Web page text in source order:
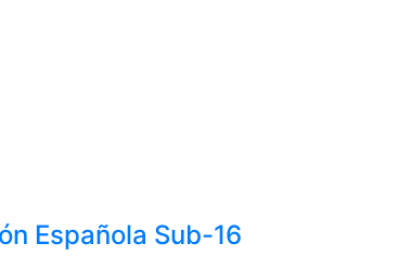
Española Sub-16